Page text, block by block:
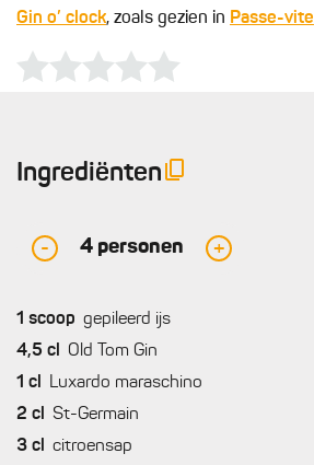
Gin o’ clock, zoals gezien in Passe-vite
Ingrediënten
- 4 personen +
1 scoop gepileerd ijs
4,5 cl
Old Tom Gin
1 cl
Luxardo maraschino
2 cl
St-Germain
3 cl
citroensap